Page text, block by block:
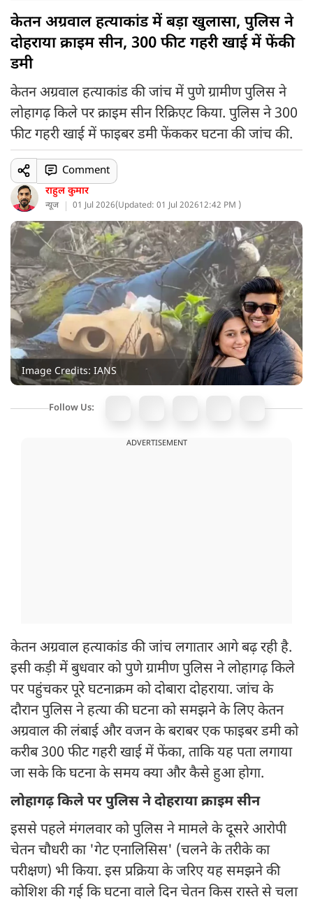
केतन अग्रवाल हत्याकांड में बड़ा खुलासा, पुलिस ने
दोहराया क्राइम सीन, 300 फीट गहरी खाई में फेंकी
डमी
केतन अग्रवाल हत्याकांड की जांच में पुणे ग्रामीण पुलिस ने
लोहागढ़ किले पर क्राइम सीन रिक्रिएट किया. पुलिस ने 300
फीट गहरी खाई में फाइबर डमी फेंककर घटना की जांच की.
राहुल कुमार
न्यूज 01 Jul 2026(Updated: 01 Jul 202612:42 PM )
Comment
Image Credits: IANS
Follow Us:
ADVERTISEMENT
केतन अग्रवाल हत्याकांड की जांच लगातार आगे बढ़ रही है.
इसी कड़ी में बुधवार को पुणे ग्रामीण पुलिस ने लोहागढ़ किले
पर पहुंचकर पूरे घटनाक्रम को दोबारा दोहराया. जांच के
दौरान पुलिस ने हत्या की घटना को समझने के लिए केतन
अग्रवाल की लंबाई और वजन के बराबर एक फाइबर डमी को
करीब 300 फीट गहरी खाई में फेंका, ताकि यह पता लगाया
जा सके कि घटना के समय क्या और कैसे हुआ होगा.
लोहागढ़ किले पर पुलिस ने दोहराया क्राइम सीन
इससे पहले मंगलवार को पुलिस ने मामले के दूसरे आरोपी
चेतन चौधरी का 'गेट एनालिसिस' (चलने के तरीके का
परीक्षण) भी किया. इस प्रक्रिया के जरिए यह समझने की
कोशिश की गई कि घटना वाले दिन चेतन किस रास्ते से चला